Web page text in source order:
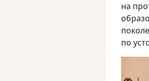
на
по